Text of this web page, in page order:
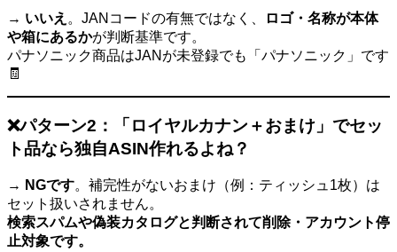
→ いいえ 。JANコードの有無ではなく、
ロゴ・名称が本体
や箱にあるかが判断基準です。
パナソニック商品はJANが未登録でも「パナソニック」です
🧾
❌パターン2：「ロイヤルカナン＋おまけ」でセッ
ト品なら独自ASIN作れるよね？
→ NGです。補完性がないおまけ（例：ティッシュ1枚）は
セット扱いされません。
検索スパムや偽装カタログと判断されて削除・アカウント停
止対象です。